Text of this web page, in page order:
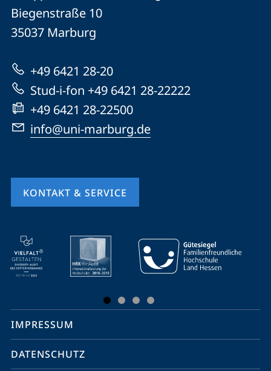
und
Informationen
zur
Website
Philipps-
Universität
Marburg
Biegenstraße 10
35037 Marburg
+49 6421 28-20
Stud-i-fon +49 6421 28-22222
+49 6421 28-22500
info@uni-marburg.de
KONTAKT & SERVICE
Mobile-
Service-
Navigation
Social
Media
Kontakte
IMPRESSUM
DATENSCHUTZ